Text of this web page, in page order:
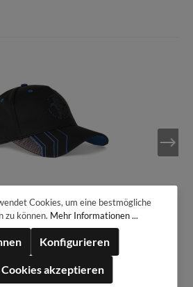
Cap schwarz/petrol mit Tri-Bar
Pony vorne
34,99 €*
Cookies, um eine bestmögliche
zu können. Mehr Informationen ...
Konfigurieren
akzeptieren